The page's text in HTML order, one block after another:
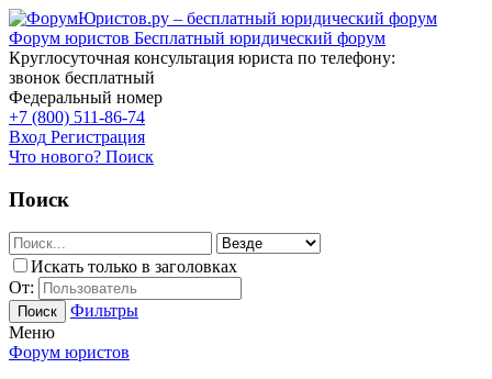
Форум юристов Бесплатный юридический форум
Круглосуточная консультация юриста по телефону:
звонок бесплатный
Федеральный номер
+7 (800) 511-86-74
Вход Регистрация
Что нового? Поиск
Поиск
Искать только в заголовках
От:
Поиск
Фильтры
Меню
Форум юристов